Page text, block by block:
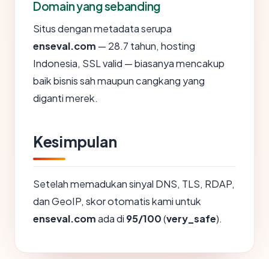
Domain yang sebanding
Situs dengan metadata serupa
enseval.com — 28.7 tahun, hosting
Indonesia, SSL valid — biasanya mencakup
baik bisnis sah maupun cangkang yang
diganti merek.
Kesimpulan
Setelah memadukan sinyal DNS, TLS, RDAP,
dan GeoIP, skor otomatis kami untuk
enseval.comada di 95/100(very_safe).